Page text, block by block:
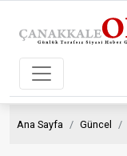
Ana Sayfa Güncel